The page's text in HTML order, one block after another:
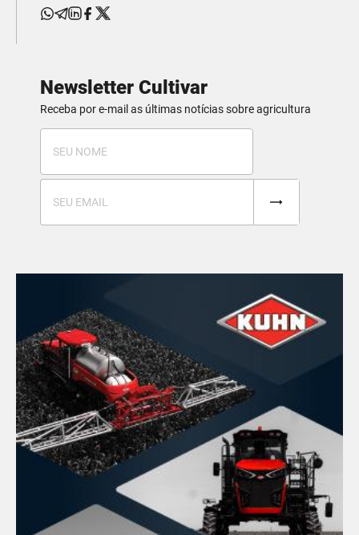
Newsletter Cultivar
Receba por e-mail as últimas notícias sobre agricultura